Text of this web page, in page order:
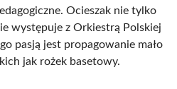
Ocieszak nie tylko
występuje z Orkiestrą Polskiej
pasją jest propagowanie mało
jak rożek basetowy.